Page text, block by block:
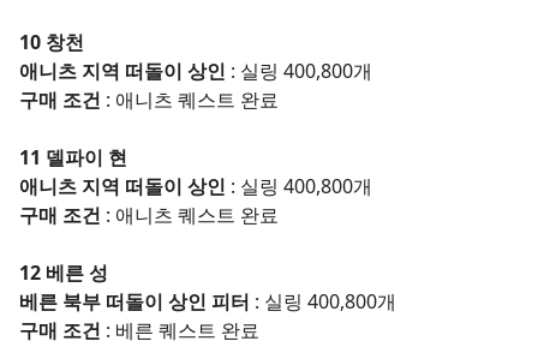
10 창천
애니츠 지역 떠돌이 상인 : 실링 400,800개
구매 조건 : 애니츠 퀘스트 완료
11 델파이 현
애니츠 지역 떠돌이 상인 : 실링 400,800개
구매 조건 : 애니츠 퀘스트 완료
12 베른 성
베른 북부 떠돌이 상인 피터 : 실링 400,800개
구매 조건 : 베른 퀘스트 완료